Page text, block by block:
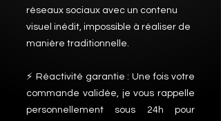
réseaux sociaux avec un contenu
visuel inédit, impossible à réaliser de
manière traditionnelle.
⚡ Réactivité garantie : Une fois votre
commande validée, je vous rappelle
personnellement sous 24h pour